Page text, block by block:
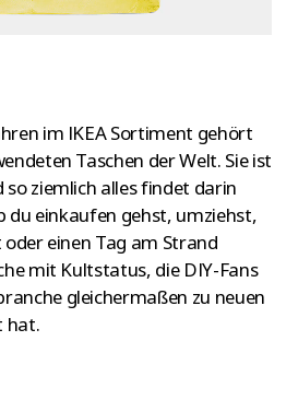
im IKEA Sortiment gehört
Taschen der Welt. Sie ist
ziemlich alles findet darin
du einkaufen gehst, umziehst,
einen Tag am Strand
mit Kultstatus, die DIY-Fans
gleichermaßen zu neuen
hat.